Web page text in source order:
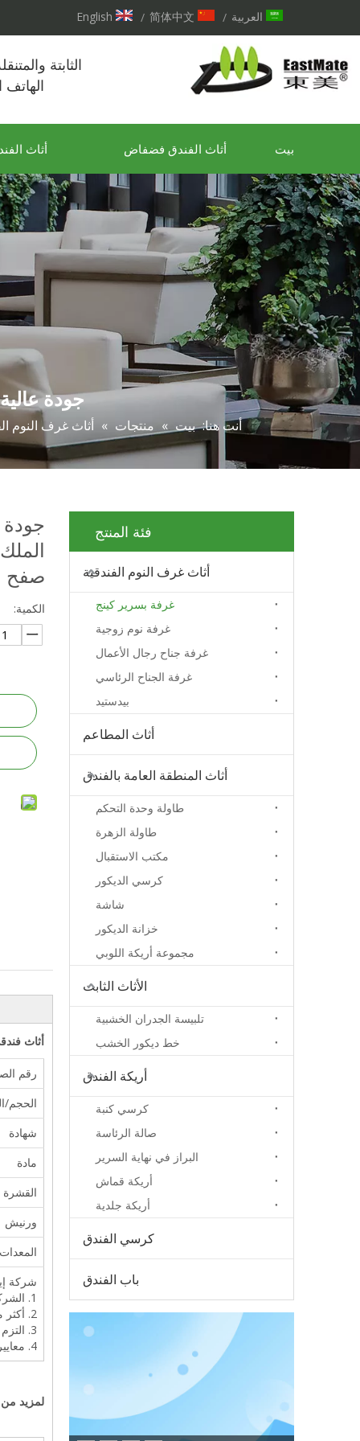
العربية /
简体中文
/
English
الثابتة
بيت أثاث الفندق فضفاض أثاث
جودة عالية 5 نجوم تصميم فندق غرفة نوم الملك الحجم غرفة نوم الخشب الرقائقي
أنت هنا: بيت » منتجات » أثاث غرف النوم
صفح
الكمية:
أثاث فندقي عالي
رقم
الحجم/
شهادة
مادة
القشرة
ورنيش
المعدات
شركة
1. الشركة المصنعة المهنية المتخصصة في الأثاث حسب الطلب أكثر من 8 سنوات.
2. أكثر من 20,000 متر مربع ورشة عمل و 120 عامل محترف.
3. التزم بسياسة توفير جودة 5 نجوم بأسعار 3.5 نجوم.
4. معايير الجودة: نظام إدارة TUV، SGS، 5S.
لمزيد من
فئة المنتج
أثاث غرف النوم الفندقية
غرفة بسرير كينج
غرفة نوم زوجية
غرفة جناح رجال الأعمال
غرفة الجناح الرئاسي
بيدستيد
أثاث المطاعم
أثاث المنطقة العامة بالفندق
طاولة وحدة التحكم
طاولة الزهرة
مكتب الاستقبال
كرسي الديكور
شاشة
خزانة الديكور
مجموعة أريكة اللوبي
الأثاث الثابت
تلبيسة الجدران الخشبية
خط ديكور الخشب
أريكة الفندق
كرسي كنبة
صالة الرئاسة
البراز في نهاية السرير
أريكة قماش
أريكة جلدية
كرسي الفندق
باب الفندق